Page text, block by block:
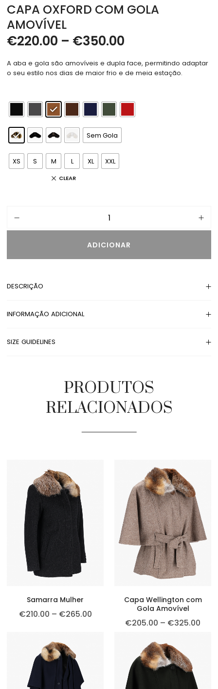
CAPA OXFORD COM GOLA
AMOVÍVEL
€220.00 – €350.00
A aba e gola são amovíveis e dupla face, permitindo adaptar
o seu estilo nos dias de maior frio e de meia estação.
Sem Gola
XS S M L XL XXL
CLEAR
ADICIONAR
DESCRIÇÃO
INFORMAÇÃO ADICIONAL
SIZE GUIDELINES
PRODUTOS
RELACIONADOS
Samarra Mulher
€210.00 – €265.00
Capa Wellington com
Gola Amovível
€205.00 – €325.00